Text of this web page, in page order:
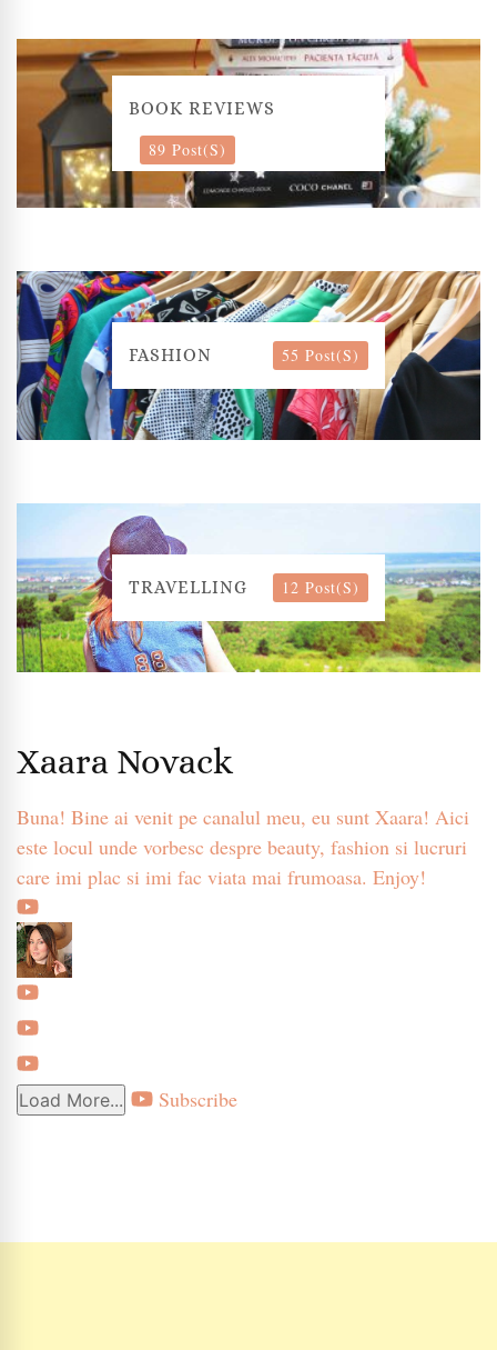
BOOK REVIEWS
89 Post(s)
FASHION 55 Post(s)
TRAVELLING 12 Post(s)
Xaara Novack
Buna! Bine ai venit pe canalul meu, eu sunt Xaara! Aici
este locul unde vorbesc despre beauty, fashion si lucruri
care imi plac si imi fac viata mai frumoasa. Enjoy!
Load More... Subscribe